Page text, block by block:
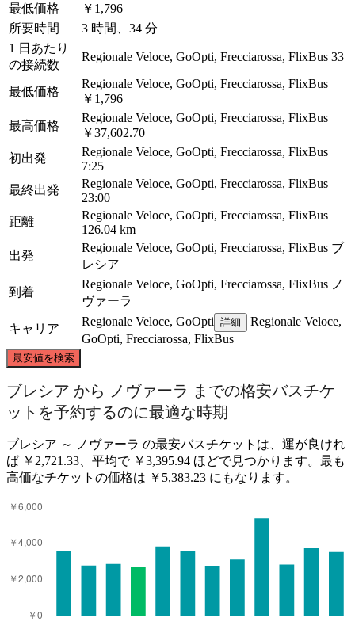
最低価格
￥1,796
所要時間
3 時間、34 分
1 日あたり
の接続数
Regionale Veloce, GoOpti, Frecciarossa, FlixBus 33
最低価格
Regionale Veloce, GoOpti, Frecciarossa, FlixBus
￥1,796
最高価格
Regionale Veloce, GoOpti, Frecciarossa, FlixBus
￥37,602.70
初出発
Regionale Veloce, GoOpti, Frecciarossa, FlixBus
7:25
最終出発
Regionale Veloce, GoOpti, Frecciarossa, FlixBus
23:00
距離
Regionale Veloce, GoOpti, Frecciarossa, FlixBus
126.04 km
出発
Regionale Veloce, GoOpti, Frecciarossa, FlixBus ブ
レシア
到着
Regionale Veloce, GoOpti, Frecciarossa, FlixBus ノ
ヴァーラ
キャリア
Regionale Veloce, GoOpti 詳細
Regionale Veloce,
GoOpti, Frecciarossa, FlixBus
最安値を検索
Brescia
Novara
©CARTO
ブレシア から ノヴァーラ までの格安バスチケ
ットを予約するのに最適な時期
ブレシア ～ ノヴァーラ の最安バスチケットは、運が良けれ
ば ￥2,721.33、平均で ￥3,395.94 ほどで見つかります。最も
高価なチケットの価格は ￥5,383.23 にもなります。